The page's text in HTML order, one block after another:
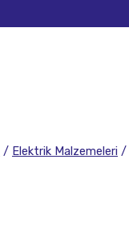
/ Elektrik Malzemeleri /